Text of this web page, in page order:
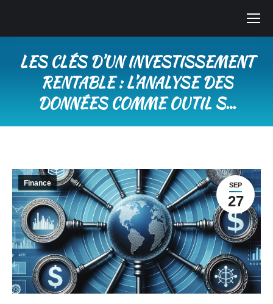
LES CLÉS D’UN INVESTISSEMENT
RENTABLE : L’ANALYSE DES
DONNÉES COMME OUTIL S…
SEP
27
Finance